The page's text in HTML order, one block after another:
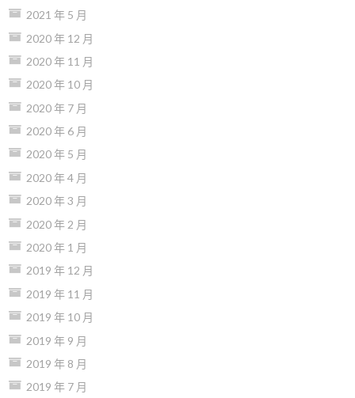
2021 年 5 月
2020 年 12 月
2020 年 11 月
2020 年 10 月
2020 年 7 月
2020 年 6 月
2020 年 5 月
2020 年 4 月
2020 年 3 月
2020 年 2 月
2020 年 1 月
2019 年 12 月
2019 年 11 月
2019 年 10 月
2019 年 9 月
2019 年 8 月
2019 年 7 月